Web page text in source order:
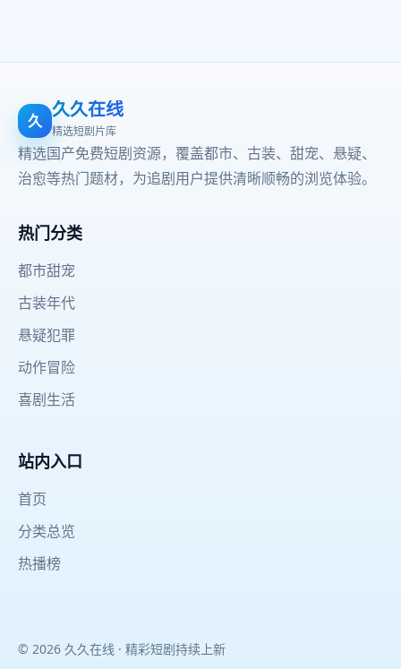
久 久久在线
精选短剧片库
精选国产免费短剧资源，覆盖都市、古装、甜宠、悬疑、
治愈等热门题材，为追剧用户提供清晰顺畅的浏览体验。
热门分类
都市甜宠
古装年代
悬疑犯罪
动作冒险
喜剧生活
站内入口
首页
分类总览
热播榜
© 2026 久久在线 · 精彩短剧持续上新